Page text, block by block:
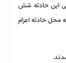
پی این حادثه شش
محل حادثه اعزام